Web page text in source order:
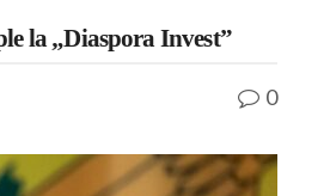
la „Diaspora Invest”
0